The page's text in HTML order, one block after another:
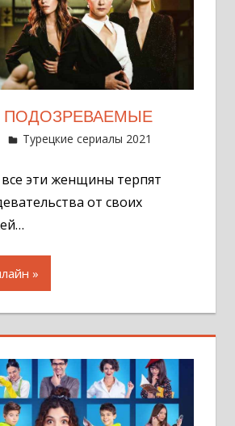
Администратор
Турецкие сериалы 2021
эти женщины терпят
от своих